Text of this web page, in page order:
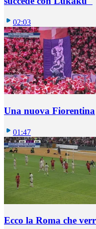
02:03
Una nuova Fiorentina
01:47
Ecco la Roma che